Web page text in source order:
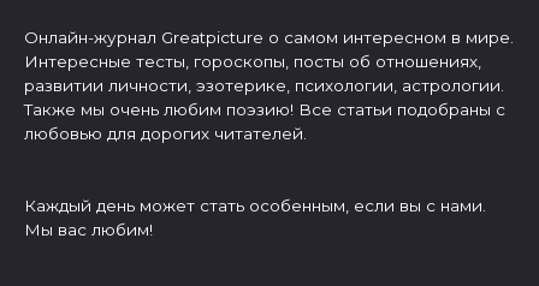
Онлайн-журнал Greatpicture о самом интересном в мире.
Интересные тесты, гороскопы, посты об отношениях,
развитии личности, эзотерике, психологии, астрологии.
Также мы очень любим поэзию! Все статьи подобраны с
любовью для дорогих читателей.
Каждый день может стать особенным, если вы с нами.
Мы вас любим!